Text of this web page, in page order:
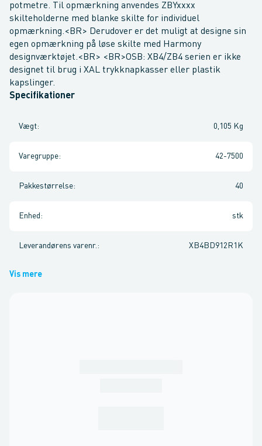
potmetre. Til opmærkning anvendes ZBYxxxx
skilteholderne med blanke skilte for individuel
opmærkning.<BR> Derudover er det muligt at designe sin
egen opmærkning på løse skilte med Harmony
designværktøjet.<BR> <BR>OSB: XB4/ZB4 serien er ikke
designet til brug i XAL trykknapkasser eller plastik
kapslinger.
Specifikationer
Vægt: 0,105 Kg
Varegruppe: 42-7500
Pakkestørrelse: 40
Enhed : stk
Leverandørens varenr. : XB4BD912R1K
Vis mere